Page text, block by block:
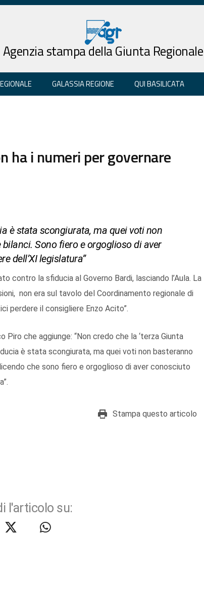
Agenzia stampa della Giunta Regionale
GALASSIA REGIONE QUI BASILICATA
ha i numeri per governare
è stata scongiurata, ma quei voti non
Sono fiero e orgoglioso di aver
dell’XI legislatura”
contro la sfiducia al Governo Bardi, lasciando l’Aula. La
non era sul tavolo del Coordinamento regionale di
perdere il consigliere Enzo Acito”.
che aggiunge: “Non credo che la ‘terza Giunta
è stata scongiurata, ma quei voti non basteranno
che sono fiero e orgoglioso di aver conosciuto
Stampa questo articolo
l'articolo su: